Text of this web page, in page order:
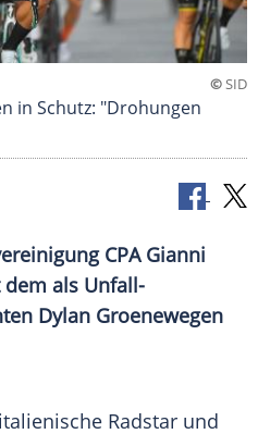
©SID
in Schutz: "Drohungen
CPA Gianni
als Unfall-
Dylan Groenewegen
Radstar und